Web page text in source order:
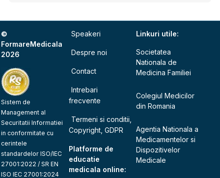
©
FormareMedicala
2026
Sistem de
Management al
Securitatii Informatiei
in conformitate cu
cerintele
standardelor ISO/IEC
27001:2022 / SR EN
ISO IEC 27001:2024
Speakeri
Despre noi
Contact
Intrebari
frecvente
Termeni si conditii,
Copyright, GDPR
Platforme de
educatie
medicala online:
Linkuri utile:
Societatea
Nationala de
Medicina Familiei
Colegiul Medicilor
din Romania
Agentia Nationala a
Medicamentelor si
Dispozitivelor
Medicale